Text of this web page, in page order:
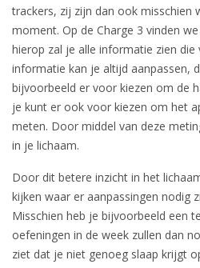
trackers, zij zijn dan ook misschien
moment. Op de Charge 3 vinden
hierop zal je alle informatie zien
informatie kan je altijd aanpassen,
bijvoorbeeld er voor kiezen om de
je kunt er ook voor kiezen om het
meten. Door middel van deze
in je lichaam.
Door dit betere inzicht in het
kijken waar er aanpassingen nodig
Misschien heb je bijvoorbeeld een
oefeningen in de week zullen dan
ziet dat je niet genoeg slaap krijgt